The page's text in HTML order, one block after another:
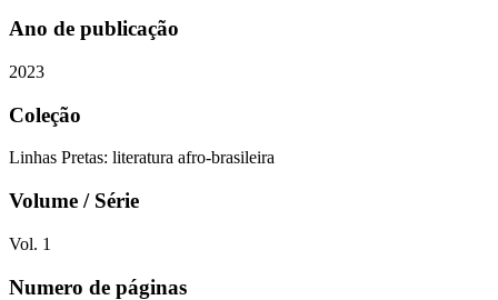
Ano de publicação
2023
Coleção
Linhas Pretas: literatura afro-brasileira
Volume / Série
Vol. 1
Numero de páginas